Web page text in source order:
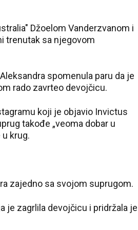
Džoelom Vanderzvanom i
trenutak sa njegovom
spomenula paru da je
rado zavrteo devojčicu.
koji je objavio Invictus
takođe „veoma dobar u
krug.
zajedno sa svojom suprugom.
je zagrlila devojčicu i pridržala je